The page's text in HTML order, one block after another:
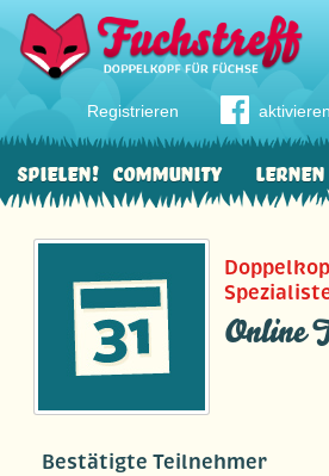
Registrieren aktivieren
Community Lernen
Spielen!
Online
Bestätigte Teilnehmer